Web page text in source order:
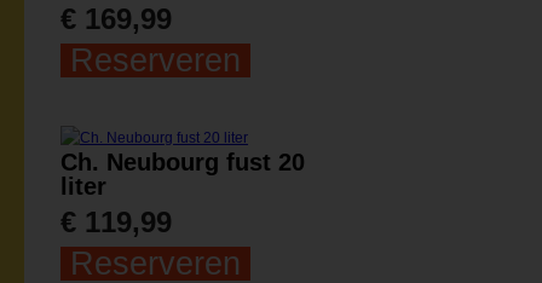
€ 169,99
Reserveren
Ch. Neubourg fust 20
liter
€ 119,99
Reserveren